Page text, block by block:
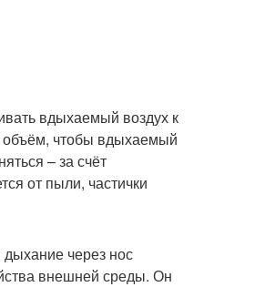
вдыхаемый воздух к
чтобы вдыхаемый
– за счёт
от пыли, частички
через нос
внешней среды. Он